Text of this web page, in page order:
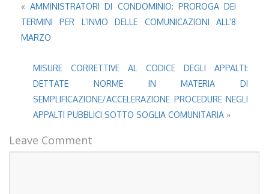
«AMMINISTRATORI DI CONDOMINIO: PROROGA DEI
TERMINI PER L’INVIO DELLE COMUNICAZIONI ALL’8
MARZO
MISURE CORRETTIVE AL CODICE DEGLI APPALTI:
DETTATE NORME IN MATERIA DI
SEMPLIFICAZIONE/ACCELERAZIONE PROCEDURE NEGLI
APPALTI PUBBLICI SOTTO SOGLIA COMUNITARIA »
Leave Comment